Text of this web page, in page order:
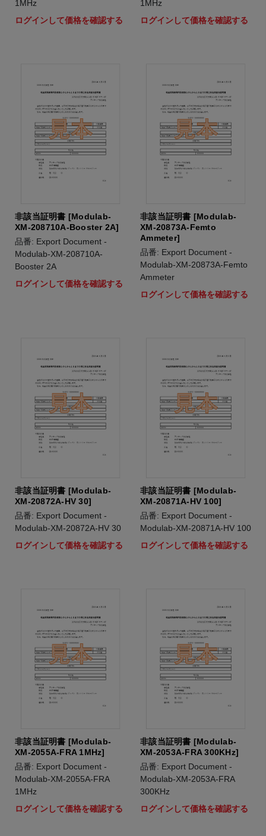
1MHz
ログインして価格を確認する
1MHz
ログインして価格を確認する
非該当証明書 [Modulab-
XM-208710A-Booster 2A]
品番: Export Document -
Modulab-XM-208710A-
Booster 2A
ログインして価格を確認する
非該当証明書 [Modulab-
XM-20873A-Femto
Ammeter]
品番: Export Document -
Modulab-XM-20873A-Femto
Ammeter
ログインして価格を確認する
非該当証明書 [Modulab-
XM-20872A-HV 30]
品番: Export Document -
Modulab-XM-20872A-HV 30
ログインして価格を確認する
非該当証明書 [Modulab-
XM-20871A-HV 100]
品番: Export Document -
Modulab-XM-20871A-HV 100
ログインして価格を確認する
非該当証明書 [Modulab-
XM-2055A-FRA 1MHz]
品番: Export Document -
Modulab-XM-2055A-FRA
1MHz
ログインして価格を確認する
非該当証明書 [Modulab-
XM-2053A-FRA 300KHz]
品番: Export Document -
Modulab-XM-2053A-FRA
300KHz
ログインして価格を確認する